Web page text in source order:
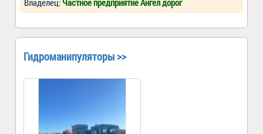
Гидроманипуляторы >>